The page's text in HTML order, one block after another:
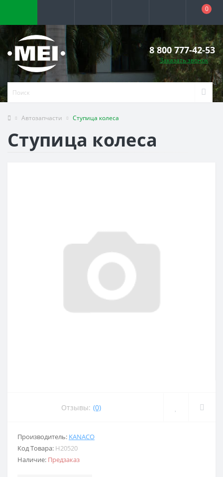
0
8 800 777-42-53
Заказать звонок
Автозапчасти Ступица колеса
Ступица колеса
Отзывы: (0)
Производитель: KANACO
Код Товара: H20520
Наличие: Предзаказ